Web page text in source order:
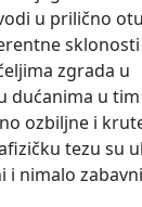
u prilično
zgrada u
dućanima u tim
ozbiljne i
tezu su
i nimalo